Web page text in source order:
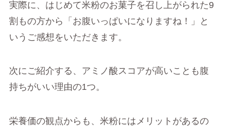
実際に、はじめて米粉のお菓子を召し上がられた9
割もの方から「お腹いっぱいになりますね！」と
いうご感想をいただきます。
次にご紹介する、アミノ酸スコアが高いことも腹
持ちがいい理由の1つ。
栄養価の観点からも、米粉にはメリットがあるの